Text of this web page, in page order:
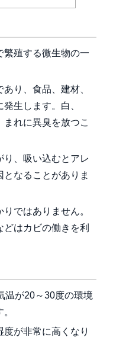
繁殖する微生物の一
り、食品、建材、
生します。白、
れに異臭を放つこ
り、吸い込むとアレ
なることがありま
ではありません。
はカビの働きを利
温が20～30度の環境
が非常に高くなり